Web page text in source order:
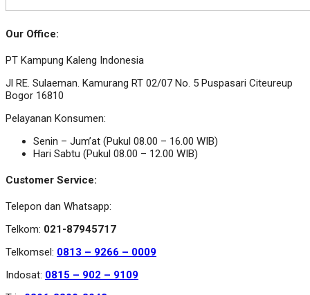
Our Office:
PT Kampung Kaleng Indonesia
Jl RE. Sulaeman. Kamurang RT 02/07 No. 5 Puspasari Citeureup
Bogor 16810
Pelayanan Konsumen:
Senin – Jum’at (Pukul 08.00 – 16.00 WIB)
Hari Sabtu (Pukul 08.00 – 12.00 WIB)
Customer Service:
Telepon dan Whatsapp:
Telkom: 021-87945717
Telkomsel: 0813 – 9266 – 0009
Indosat: 0815 – 902 – 9109